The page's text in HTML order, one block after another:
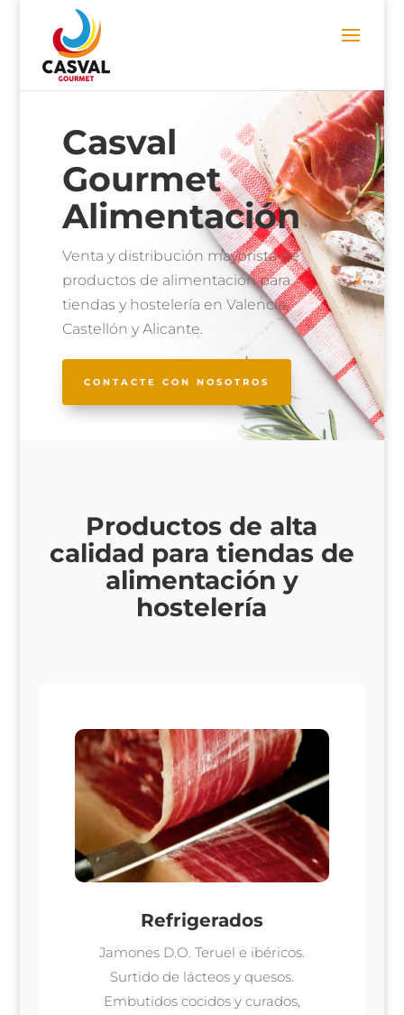
Casval
Gourmet
Alimentación
Venta y distribución mayorista de
productos de alimentación para
tiendas y hostelería en Valencia,
Castellón y Alicante.
CONTACTE CON NOSOTROS
Productos de alta
calidad para tiendas de
alimentación y
hostelería
Refrigerados
Jamones D.O. Teruel e ibéricos.
Surtido de lácteos y quesos.
Embutidos cocidos y curados,